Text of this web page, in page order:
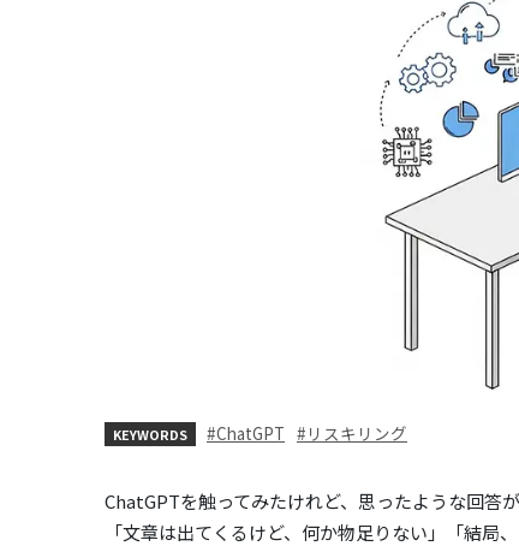
KEYWORDS ChatGPT リスキリング
ChatGPTを触ってみたけれど、思ったような回
「文章は出てくるけど、何か物足りない」「結